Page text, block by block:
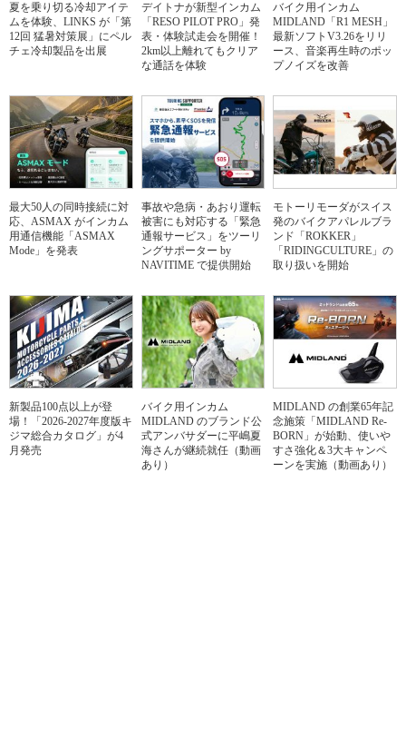
夏を乗り切る冷却アイテ
ムを体験、LINKS が「第
12回 猛暑対策展」にペル
チェ冷却製品を出展
デイトナが新型インカム
「RESO PILOT PRO」発
表・体験試走会を開催！
2km以上離れてもクリア
な通話を体験
バイク用インカム
MIDLAND「R1 MESH」
最新ソフトV3.26をリリ
ース、音楽再生時のポッ
プノイズを改善
最大50人の同時接続に対
応、ASMAX がインカム
用通信機能「ASMAX
Mode」を発表
事故や急病・あおり運転
被害にも対応する「緊急
通報サービス」をツーリ
ングサポーター by
NAVITIME で提供開始
モトーリモーダがスイス
発のバイクアパレルブラ
ンド「ROKKER」
「RIDINGCULTURE」の
取り扱いを開始
新製品100点以上が登
場！「2026-2027年度版キ
ジマ総合カタログ」が4
月発売
バイク用インカム
MIDLAND のブランド公
式アンバサダーに平嶋夏
海さんが継続就任（動画
あり）
MIDLAND の創業65年記
念施策「MIDLAND Re-
BORN」が始動、使いや
すさ強化＆3大キャンペ
ーンを実施（動画あり）